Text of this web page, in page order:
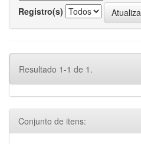
Registro(s)
Resultado 1-1 de 1.
Conjunto de itens: